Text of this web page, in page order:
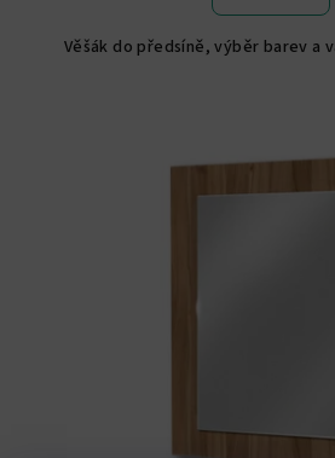
z
Věšák do předsíně, výběr barev a